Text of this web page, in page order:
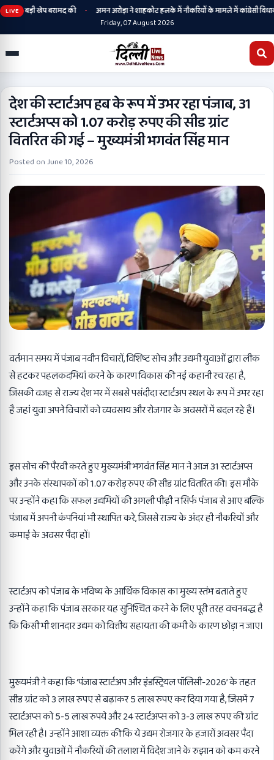
LIVE
बड़ी खेप बरामद की •
अमन अरोड़ा ने शाहकोट हलके में नौकरियों के मामले में कांग्रेसी विधायक
Friday, 07 August 2026
देश की स्टार्टअप हब के रूप में उभर रहा पंजाब, 31
स्टार्टअप्स को 1.07 करोड़ रुपए की सीड ग्रांट
वितरित की गई – मुख्यमंत्री भगवंत सिंह मान
Posted onJune 10, 2026
वर्तमान समय में पंजाब नवीन विचारों, विशिष्ट सोच और उद्यमी युवाओं द्वारा लीक
से हटकर पहलकदमियां करने के कारण विकास की नई कहानी रच रहा है,
जिसकी वजह से राज्य देश भर में सबसे पसंदीदा स्टार्टअप स्थल के रूप में उभर रहा
है जहां युवा अपने विचारों को व्यवसाय और रोजगार के अवसरों में बदल रहे हैं।
इस सोच की पैरवी करते हुए मुख्यमंत्री भगवंत सिंह मान ने आज 31 स्टार्टअप्स
और उनके संस्थापकों को 1.07 करोड़ रुपए की सीड ग्रांट वितरित की। इस मौके
पर उन्होंने कहा कि सफल उद्यमियों की अगली पीढ़ी न सिर्फ पंजाब से आए बल्कि
पंजाब में अपनी कंपनियां भी स्थापित करे, जिससे राज्य के अंदर ही नौकरियों और
कमाई के अवसर पैदा हों।
स्टार्टअप को पंजाब के भविष्य के आर्थिक विकास का मुख्य स्तंभ बताते हुए
उन्होंने कहा कि पंजाब सरकार यह सुनिश्चित करने के लिए पूरी तरह वचनबद्ध है
कि किसी भी शानदार उद्यम को वित्तीय सहायता की कमी के कारण छोड़ा न जाए।
मुख्यमंत्री ने कहा कि ‘पंजाब स्टार्टअप और इंडस्ट्रियल पॉलिसी-2026’ के तहत
सीड ग्रांट को 3 लाख रुपए से बढ़ाकर 5 लाख रुपए कर दिया गया है, जिसमें 7
स्टार्टअप्स को 5-5 लाख रुपये और 24 स्टार्टअप्स को 3-3 लाख रुपए की ग्रांट
मिल रही है। उन्होंने आशा व्यक्त की कि ये उद्यम रोजगार के हजारों अवसर पैदा
करेंगे और युवाओं में नौकरियों की तलाश में विदेश जाने के रुझान को कम करने